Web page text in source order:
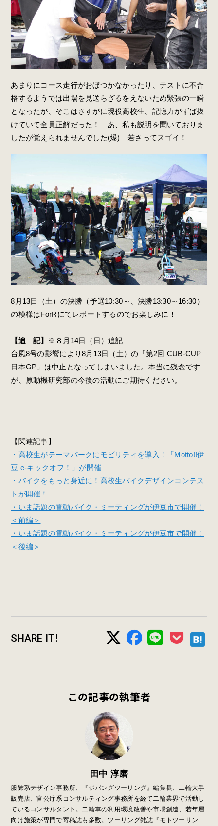
あまりにコース走行がおぼつかなかったり、テストに不合
格するようでは出場を見送らざるをえないため緊張の一瞬
となったが、そこはさすがに現役高校生、記憶力がずば抜
けていて全員正解だった！ あ、私も説明を聞いておりま
したが覚えられませんでした(爆) 若さってスゴイ！
8月13日（土）の決勝（予選10:30～、決勝13:30～16:30）
の模様はForRにてレポートするのでお楽しみに！
【追 記】
※８月14日（日）追記
台風8号の影響により8月13日（土）の「第2回 CUB-CUP
日本GP」は中止となってしまいました。 本当に残念です
が、原動機研究部の今後の活動にご期待ください。
【関連記事】
・高校生がテーマパークにモビリティを導入！「Motto!!伊
豆 e-キックオフ！」が開催
・バイクをもっと身近に！高校生バイクデザインコンテス
トが開催！
・いま話題の電動バイク・ミーティングが伊豆市で開催！
＜前編＞
・いま話題の電動バイク・ミーティングが伊豆市で開催！
＜後編＞
SHARE IT!
この記事の執筆者
田中 淳磨
服飾系デザイン事務所、『ジパングツーリング』編集長、二輪大手
販売店、官公庁系コンサルティング事務所を経て二輪業界で活動し
ているコンサルタント。二輪車の利用環境改善や市場創造、若年層
向け施策が専門で寄稿誌も多数。ツーリング雑誌『モトツーリン